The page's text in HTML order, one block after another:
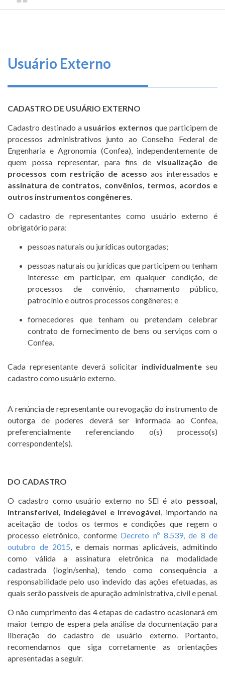
O
Conosco
Transparência
e
Prestação
de
Contas
TRILHA
CONSELHO
FEDERAL
Usuário Externo
CADASTRO DE USUÁRIO EXTERNO
Cadastro destinado a usuários externos que participem de
processos administrativos junto ao Conselho Federal de
Engenharia e Agronomia (Confea), independentemente de
quem possa representar, para fins devisualização de
processos com restrição de acesso aos interessados e
assinatura de contratos, convênios, termos, acordos e
outros instrumentos congêneres
O cadastro de representantes como usuário externo é
obrigatório para:
pessoas naturais ou jurídicas outorgadas;
pessoas naturais ou jurídicas que participem ou tenham
interesse em participar, em qualquer condição, de
processos de convênio, chamamento público,
patrocínio e outros processos congêneres; e
fornecedores que tenham ou pretendam celebrar
contrato de fornecimento de bens ou serviços com o
Confea.
Cada representante deverá solicitar individualmente seu
cadastro como usuário externo.
A renúncia de representante ou revogação do instrumento de
outorga de poderes deverá ser informada ao Confea,
preferencialmente referenciando o(s) processo(s)
correspondente(s).
DO CADASTRO
O cadastro como usuário externo no SEI é ato pessoal,
intransferível, indelegável e irrevogável , importando na
aceitação de todos os termos e condições que regem o
processo eletrônico, conforme Decreto nº 8.539, de 8 de
outubro de 2015 , e demais normas aplicáveis, admitindo
como válida a assinatura eletrônica na modalidade
cadastrada (login/senha), tendo como consequência a
responsabilidade pelo uso indevido das ações efetuadas, as
quais serão passíveis de apuração administrativa, civil e penal.
O não cumprimento das 4 etapas de cadastro ocasionará em
maior tempo de espera pela análise da documentação para
liberação do cadastro de usuário externo. Portanto,
recomendamos que siga corretamente as orientações
apresentadas a seguir.